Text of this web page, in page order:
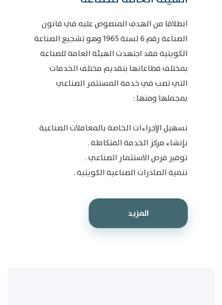
انطلاقا من الهدف المنصوص عليه في قانون
الصناعة رقم 6 لسنة 1965 وهو تشجيع الصناعة
الكويتية فقد اجتهدت الهيئة العامة للصناعة
بمختلف قطاعاتها بتقديم مختلف الخدمات
التي تصب في خدمة المستثمر الصناعي
بمجملها ومنها :
تسهيل الإجراءات الخاصة بالمعاملات الصناعية
بإنشاء مركز الخدمة المتكاملة .
توفير فرص الاستثمار الصناعي .
تنمية الصادرات الصناعية الكويتية .
المزيد